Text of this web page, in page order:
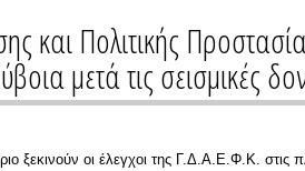
και Πολιτικής
μετά τις σεισμικές
οι έλεγχοι της Γ.Δ.Α.Ε.Φ.Κ. στις